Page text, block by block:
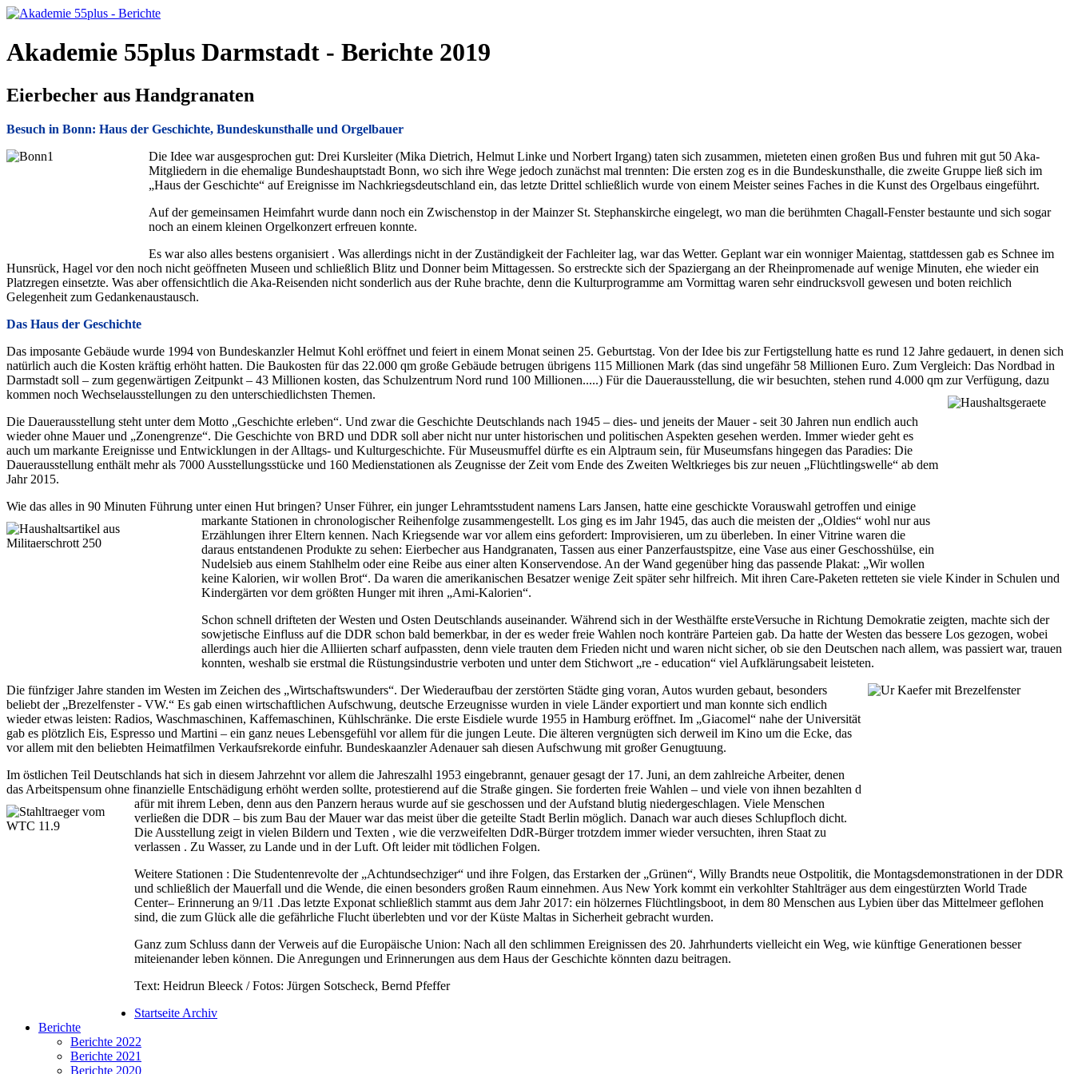
Akademie 55plus Darmstadt - Berichte 2019
Eierbecher aus Handgranaten
Besuch in Bonn: Haus der Geschichte, Bundeskunsthalle und Orgelbauer
Die Idee war ausgesprochen gut: Drei Kursleiter (Mika Dietrich, Helmut Linke und Norbert Irgang) taten sich zusammen, mieteten einen großen Bus und fuhren mit gut 50 Aka-
Mitgliedern in die ehemalige Bundeshauptstadt Bonn, wo sich ihre Wege jedoch zunächst mal trennten: Die ersten zog es in die Bundeskunsthalle, die zweite Gruppe ließ sich im
„Haus der Geschichte“ auf Ereignisse im Nachkriegsdeutschland ein, das letzte Drittel schließlich wurde von einem Meister seines Faches in die Kunst des Orgelbaus eingeführt.
Auf der gemeinsamen Heimfahrt wurde dann noch ein Zwischenstop in der Mainzer St. Stephanskirche eingelegt, wo man die berühmten Chagall-Fenster bestaunte und sich sogar
noch an einem kleinen Orgelkonzert erfreuen konnte.
Es war also alles bestens organisiert . Was allerdings nicht in der Zuständigkeit der Fachleiter lag, war das Wetter. Geplant war ein wonniger Maientag, stattdessen gab es Schnee im
Hunsrück, Hagel vor den noch nicht geöffneten Museen und schließlich Blitz und Donner beim Mittagessen. So erstreckte sich der Spaziergang an der Rheinpromenade auf wenige Minuten, ehe wieder ein
Platzregen einsetzte. Was aber offensichtlich die Aka-Reisenden nicht sonderlich aus der Ruhe brachte, denn die Kulturprogramme am Vormittag waren sehr eindrucksvoll gewesen und boten reichlich
Gelegenheit zum Gedankenaustausch.
Das Haus der Geschichte
Das imposante Gebäude wurde 1994 von Bundeskanzler Helmut Kohl eröffnet und feiert in einem Monat seinen 25. Geburtstag. Von der Idee bis zur Fertigstellung hatte es rund 12 Jahre gedauert, in denen sich
natürlich auch die Kosten kräftig erhöht hatten. Die Baukosten für das 22.000 qm große Gebäude betrugen übrigens 115 Millionen Mark (das sind ungefähr 58 Millionen Euro. Zum Vergleich: Das Nordbad in
Darmstadt soll – zum gegenwärtigen Zeitpunkt – 43 Millionen kosten, das Schulzentrum Nord rund 100 Millionen.....) Für die Dauerausstellung, die wir besuchten, stehen rund 4.000 qm zur Verfügung, dazu
kommen noch Wechselausstellungen zu den unterschiedlichsten Themen.
Die Dauerausstellung steht unter dem Motto „Geschichte erleben“. Und zwar die Geschichte Deutschlands nach 1945 – dies- und jeneits der Mauer - seit 30 Jahren nun endlich auch
wieder ohne Mauer und „Zonengrenze“. Die Geschichte von BRD und DDR soll aber nicht nur unter historischen und politischen Aspekten gesehen werden. Immer wieder geht es
auch um markante Ereignisse und Entwicklungen in der Alltags- und Kulturgeschichte. Für Museusmuffel dürfte es ein Alptraum sein, für Museumsfans hingegen das Paradies: Die
Dauerausstellung enthält mehr als 7000 Ausstellungsstücke und 160 Medienstationen als Zeugnisse der Zeit vom Ende des Zweiten Weltkrieges bis zur neuen „Flüchtlingswelle“ ab dem
Jahr 2015.
Wie das alles in 90 Minuten Führung unter einen Hut bringen? Unser Führer, ein junger Lehramtsstudent namens Lars Jansen, hatte eine geschickte Vorauswahl getroffen und einige
markante Stationen in chronologischer Reihenfolge zusammengestellt. Los ging es im Jahr 1945, das auch die meisten der „Oldies“ wohl nur aus
Erzählungen ihrer Eltern kennen. Nach Kriegsende war vor allem eins gefordert: Improvisieren, um zu überleben. In einer Vitrine waren die
daraus entstandenen Produkte zu sehen: Eierbecher aus Handgranaten, Tassen aus einer Panzerfaustspitze, eine Vase aus einer Geschosshülse, ein
Nudelsieb aus einem Stahlhelm oder eine Reibe aus einer alten Konservendose. An der Wand gegenüber hing das passende Plakat: „Wir wollen
keine Kalorien, wir wollen Brot“. Da waren die amerikanischen Besatzer wenige Zeit später sehr hilfreich. Mit ihren Care-Paketen retteten sie viele Kinder in Schulen und
Kindergärten vor dem größten Hunger mit ihren „Ami-Kalorien“.
Schon schnell drifteten der Westen und Osten Deutschlands auseinander. Während sich in der Westhälfte ersteVersuche in Richtung Demokratie zeigten, machte sich der
sowjetische Einfluss auf die DDR schon bald bemerkbar, in der es weder freie Wahlen noch konträre Parteien gab. Da hatte der Westen das bessere Los gezogen, wobei
allerdings auch hier die Alliierten scharf aufpassten, denn viele trauten dem Frieden nicht und waren nicht sicher, ob sie den Deutschen nach allem, was passiert war, trauen
konnten, weshalb sie erstmal die Rüstungsindustrie verboten und unter dem Stichwort „re - education“ viel Aufklärungsabeit leisteten.
Die fünfziger Jahre standen im Westen im Zeichen des „Wirtschaftswunders“. Der Wiederaufbau der zerstörten Städte ging voran, Autos wurden gebaut, besonders
beliebt der „Brezelfenster - VW.“ Es gab einen wirtschaftlichen Aufschwung, deutsche Erzeugnisse wurden in viele Länder exportiert und man konnte sich endlich
wieder etwas leisten: Radios, Waschmaschinen, Kaffemaschinen, Kühlschränke. Die erste Eisdiele wurde 1955 in Hamburg eröffnet. Im „Giacomel“ nahe der Universität
gab es plötzlich Eis, Espresso und Martini – ein ganz neues Lebensgefühl vor allem für die jungen Leute. Die älteren vergnügten sich derweil im Kino um die Ecke, das
vor allem mit den beliebten Heimatfilmen Verkaufsrekorde einfuhr. Bundeskaanzler Adenauer sah diesen Aufschwung mit großer Genugtuung.
Im östlichen Teil Deutschlands hat sich in diesem Jahrzehnt vor allem die Jahreszalhl 1953 eingebrannt, genauer gesagt der 17. Juni, an dem zahlreiche Arbeiter, denen
das Arbeitspensum ohne finanzielle Entschädigung erhöht werden sollte, protestierend auf die Straße gingen. Sie forderten freie Wahlen – und viele von ihnen bezahlten d
afür mit ihrem Leben, denn aus den Panzern heraus wurde auf sie geschossen und der Aufstand blutig niedergeschlagen. Viele Menschen
verließen die DDR – bis zum Bau der Mauer war das meist über die geteilte Stadt Berlin möglich. Danach war auch dieses Schlupfloch dicht.
Die Ausstellung zeigt in vielen Bildern und Texten , wie die verzweifelten DdR-Bürger trotzdem immer wieder versuchten, ihren Staat zu
verlassen . Zu Wasser, zu Lande und in der Luft. Oft leider mit tödlichen Folgen.
Weitere Stationen : Die Studentenrevolte der „Achtundsechziger“ und ihre Folgen, das Erstarken der „Grünen“, Willy Brandts neue Ostpolitik, die Montagsdemonstrationen in der DDR
und schließlich der Mauerfall und die Wende, die einen besonders großen Raum einnehmen. Aus New York kommt ein verkohlter Stahlträger aus dem eingestürzten World Trade
Center– Erinnerung an 9/11 .Das letzte Exponat schließlich stammt aus dem Jahr 2017: ein hölzernes Flüchtlingsboot, in dem 80 Menschen aus Lybien über das Mittelmeer geflohen
sind, die zum Glück alle die gefährliche Flucht überlebten und vor der Küste Maltas in Sicherheit gebracht wurden.
Ganz zum Schluss dann der Verweis auf die Europäische Union: Nach all den schlimmen Ereignissen des 20. Jahrhunderts vielleicht ein Weg, wie künftige Generationen besser
miteienander leben können. Die Anregungen und Erinnerungen aus dem Haus der Geschichte könnten dazu beitragen.
Text: Heidrun Bleeck / Fotos: Jürgen Sotscheck, Bernd Pfeffer
Startseite Archiv
Berichte
Berichte 2022
Berichte 2021
Berichte 2020